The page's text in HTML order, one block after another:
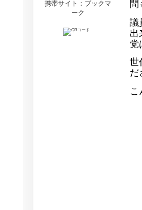
携帯サイト：ブックマ
ーク
問
議
出
党
世
だ
こ